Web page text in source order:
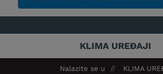
KLIMA UREĐAJI
Nalazite se u KLIMA